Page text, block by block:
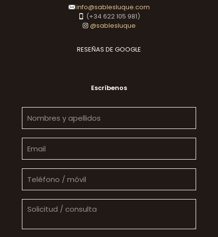
info@sablesluque.com
(+34 622 105 981)
@sablesluque
RESEÑAS DE GOOGLE
Escríbenos